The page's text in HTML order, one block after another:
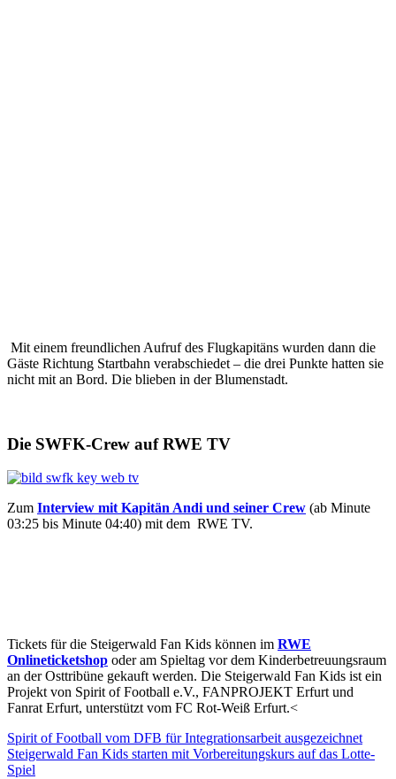
Mit einem freundlichen Aufruf des Flugkapitäns wurden dann die
Gäste Richtung Startbahn verabschiedet – die drei Punkte hatten sie
nicht mit an Bord. Die blieben in der Blumenstadt.
Die SWFK-Crew auf RWE TV
Zum Interview mit Kapitän Andi und seiner Crew (ab Minute
03:25 bis Minute 04:40) mit dem RWE TV.
Tickets für die Steigerwald Fan Kids können im RWE
Onlineticketshop oder am Spieltag vor dem Kinderbetreuungsraum
an der Osttribüne gekauft werden. Die Steigerwald Fan Kids ist ein
Projekt von Spirit of Football e.V., FANPROJEKT Erfurt und
Fanrat Erfurt, unterstützt vom FC Rot-Weiß Erfurt.<
Beitragsnavigation
Spirit of Football vom DFB für Integrationsarbeit ausgezeichnet
Steigerwald Fan Kids starten mit Vorbereitungskurs auf das Lotte-
Spiel